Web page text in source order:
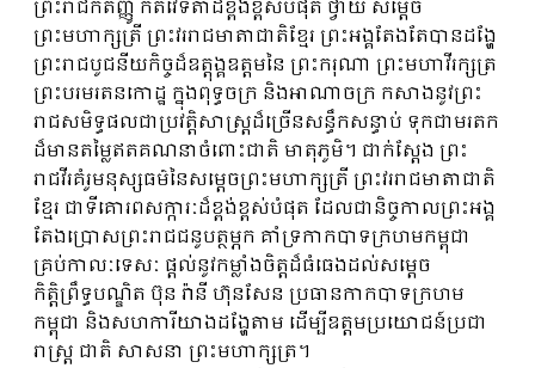
ព្រះរាជកតញ្ញូ កតវេទិតាដ៏ខ្ពង់ខ្ពស់បំផុត ថ្វាយ សម្ដេច
ព្រះមហាក្សត្រី ព្រះវររាជមាតាជាតិខ្មែរ ព្រះអង្គតែងតែបានដង្ហែ
ព្រះរាជបូជនីយកិច្ចដ៏ឧត្ដុង្គឧត្តមនៃ ព្រះករុណា ព្រះមហាវីរក្សត្រ
ព្រះបរមរតនកោដ្ឋ ក្នុងពុទ្ធចក្រ និងអាណាចក្រ កសាងនូវព្រះ
រាជសមិទ្ធផលជាប្រវត្តិសាស្ត្រដ៏ច្រើនសន្ធឹកសន្ធាប់ ទុកជាមរតក
ដ៏មានតម្លៃឥតគណនាចំពោះជាតិ មាតុភូមិ។ ជាក់ស្តែង ព្រះ
រាជវីរគំរូមនុស្សធម៌នៃសម្ដេចព្រះមហាក្សត្រី ព្រះវររាជមាតាជាតិ
ខ្មែរ ជាទីគោរពសក្ការៈដ៏ខ្ពង់ខ្ពស់បំផុត ដែលជានិច្ចកាលព្រះអង្គ
តែងប្រោសព្រះរាជជនូបត្ថម្ភក គាំទ្រកាកបាទក្រហមកម្ពុជា
គ្រប់កាលៈទេសៈ ផ្ដល់នូវកម្លាំងចិត្តដ៏ធំធេងដល់សម្តេច
កិត្តិព្រឹទ្ធបណ្ឌិត ប៊ុន រ៉ានី ហ៊ុនសែន ប្រធានកាកបាទក្រហម
កម្ពុជា និងសហការីយាងដង្ហែតាម ដើម្បីឧត្តមប្រយោជន៍ប្រជា
រាស្ត្រ ជាតិ សាសនា ព្រះមហាក្សត្រ។